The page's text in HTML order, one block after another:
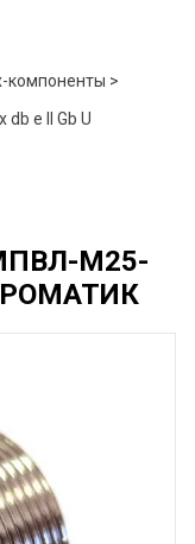
компоненты >
e II Gb U
М25-